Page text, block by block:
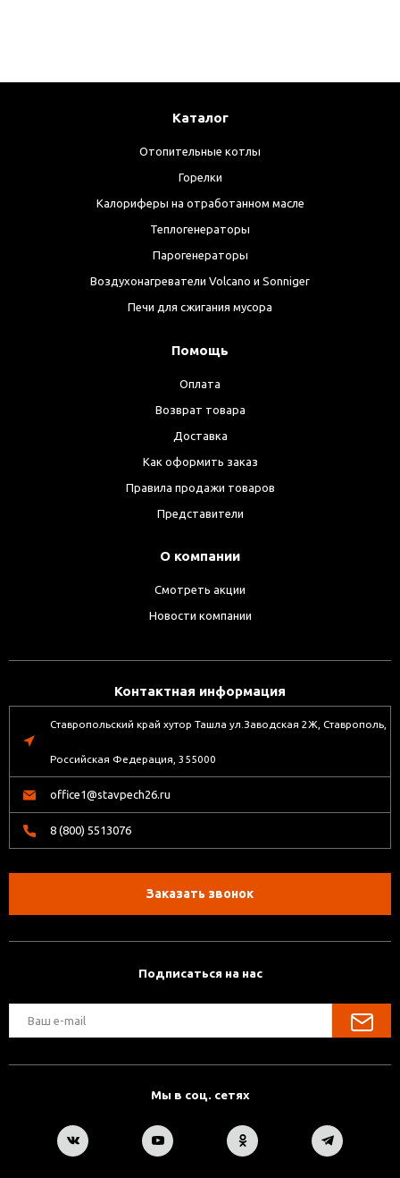
Каталог
Отопительные котлы
Горелки
Калориферы на отработанном масле
Теплогенераторы
Парогенераторы
Воздухонагреватели Volcano и Sonniger
Печи для сжигания мусора
Помощь
Оплата
Возврат товара
Доставка
Как оформить заказ
Правила продажи товаров
Представители
О компании
Смотреть акции
Новости компании
Контактная информация
Ставропольский край хутор Ташла ул.Заводская 2Ж, Ставрополь,
Российская Федерация, 355000
office1@stavpech26.ru
8 (800) 5513076
Заказать звонок
Подписаться на нас
Мы в соц. сетях